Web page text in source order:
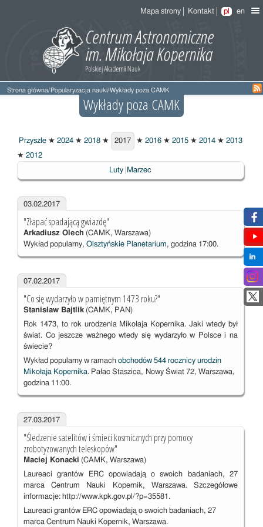
Mapa strony Kontakt pl en
Strona główna/ Popularyzacja nauki/Wykłady poza CAMK
Wykłady poza CAMK
Przyszłe ★ 2024 ★ 2018 ★
2017
2017 ★ 2016 ★ 2015 ★ 2014 ★ 2013
★ 2012
Luty
Marzec
03.02.2017
"Złapać spadającą gwiazdę"
Arkadiusz Olech (CAMK, Warszawa)
Wykład popularny, Olsztyńskie Planetarium, godzina 17:00.
07.02.2017
"Co się wydarzyło w pamiętnym 1473 roku?"
Stanisław Bajtlik(CAMK, PAN)
Rok 1473, to rok urodzenia Mikołaja Kopernika. Jaki wtedy był
świat. Co jeszcze ważnego wtedy się wydarzyło w Polsce i na
świecie?
Wykład popularny w ramachobchodów 544 rocznicy urodzin
Mikołaja Kopernika. Pałac Staszica, Nowy Świat 72, Warszawa,
godzina 11:00.
27.03.2017
"Śledzenie satelitów i śmieci kosmicznych przy pomocy
zrobotyzowanych teleskopów"
Maciej Konacki (CAMK, Warszawa)
Laureaci grantów ERC opowiadają o swoich badaniach, 27
marca Centrum Nauki Kopernik, Warszawa. Szczegółowe
informacje: http://www.kpk.gov.pl/?p=35581.
Laureaci grantów ERC opowiadają o swoich badaniach, 27
marca Centrum Nauki Kopernik, Warszawa.